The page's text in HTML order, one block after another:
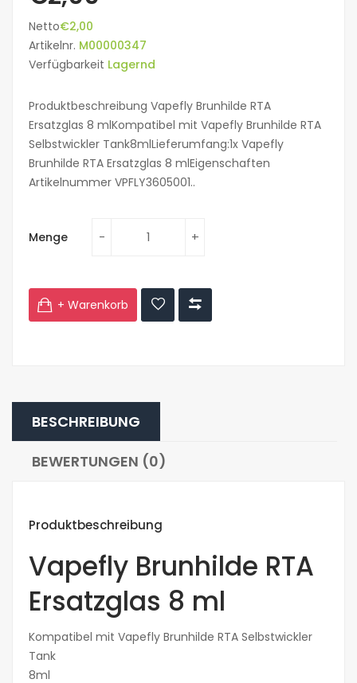
Netto€2,00
Artikelnr. M00000347
Verfügbarkeit Lagernd
Produktbeschreibung Vapefly Brunhilde RTA
Ersatzglas 8 mlKompatibel mit Vapefly Brunhilde RTA
Selbstwickler Tank8mlLieferumfang:1x Vapefly
Brunhilde RTA Ersatzglas 8 mlEigenschaften
Artikelnummer VPFLY3605001..
Menge
+ Warenkorb
BESCHREIBUNG
BEWERTUNGEN (0)
Produktbeschreibung
Vapefly Brunhilde RTA
Ersatzglas 8 ml
Kompatibel mit Vapefly Brunhilde RTA Selbstwickler
Tank
8ml